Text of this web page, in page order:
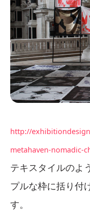
http://
metahaven-nomadic-
テキスタイルのよ
プルな枠に括り付
す。